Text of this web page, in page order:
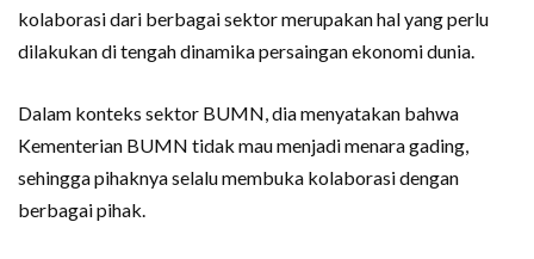
kolaborasi dari berbagai sektor merupakan hal yang perlu
dilakukan di tengah dinamika persaingan ekonomi dunia.
Dalam konteks sektor BUMN, dia menyatakan bahwa
Kementerian BUMN tidak mau menjadi menara gading,
sehingga pihaknya selalu membuka kolaborasi dengan
berbagai pihak.